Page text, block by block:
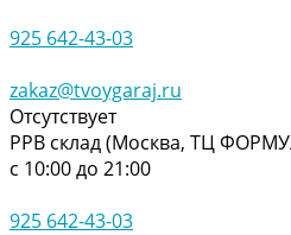
925 642-43-03
zakaz@tvoygaraj.ru
Отсутствует
РРВ склад (Москва, ТЦ
с 10:00 до 21:00
925 642-43-03